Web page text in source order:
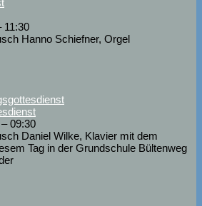
11:30
Hanno Schiefner, Orgel
09:30
Daniel Wilke, Klavier mit dem
Tag in der Grundschule Bültenweg